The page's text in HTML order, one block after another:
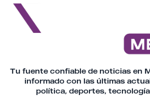
Tu fuente confiable de noticias en
informado con las últimas
política, deportes,